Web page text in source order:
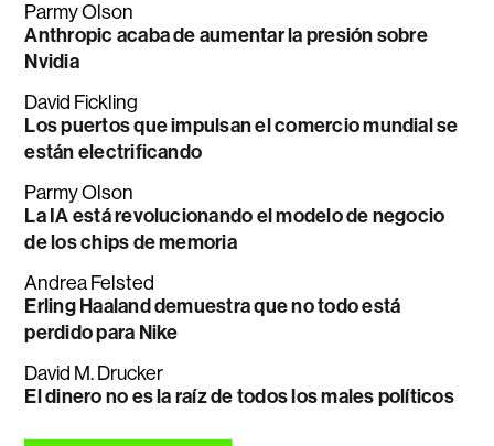
Parmy Olson
Anthropic acaba de aumentar la presión sobre
Nvidia
David Fickling
Los puertos que impulsan el comercio mundial se
están electrificando
Parmy Olson
La IA está revolucionando el modelo de negocio
de los chips de memoria
Andrea Felsted
Erling Haaland demuestra que no todo está
perdido para Nike
David M. Drucker
El dinero no es la raíz de todos los males políticos